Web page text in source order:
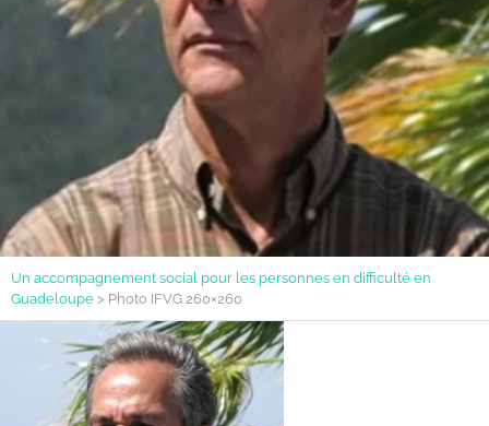
Un accompagnement social pour les personnes en difficulté en
Guadeloupe > Photo IFVG 260×260